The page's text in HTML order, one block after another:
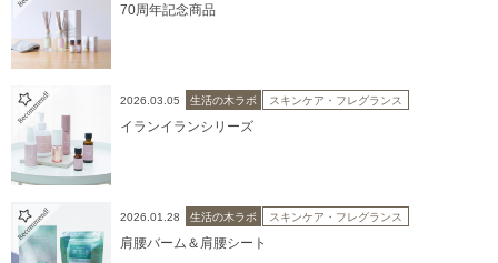
70周年記念商品
2026.03.05 生活の木ラボ スキンケア・フレグランス
イランイランシリーズ
2026.01.28 生活の木ラボ スキンケア・フレグランス
肩腰バーム＆肩腰シート